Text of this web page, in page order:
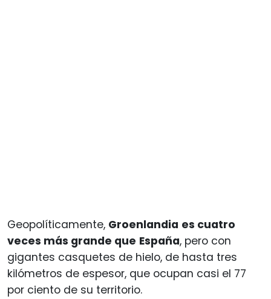
Geopolíticamente, Groenlandia es cuatro
veces más grande que España, pero con
gigantes casquetes de hielo, de hasta tres
kilómetros de espesor, que ocupan casi el 77
por ciento de su territorio.